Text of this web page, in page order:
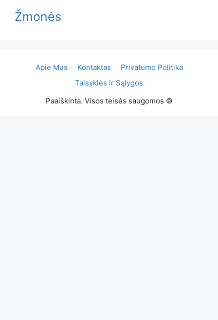
Žmonės
Apie Mus Kontaktas
Privatumo Politika
Taisyklės ir Sąlygos
Paaiškinta. Visos teisės saugomos ©